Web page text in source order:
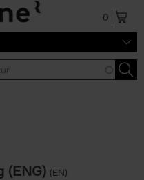
0
(ENG) (EN)